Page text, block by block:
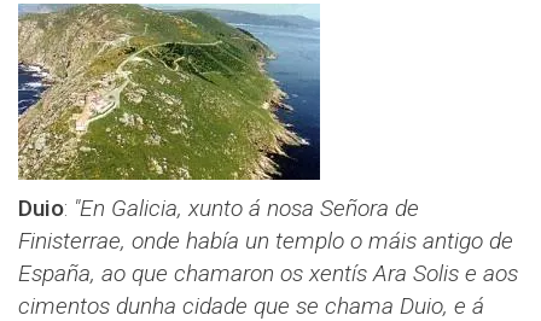
Duio: "En Galicia, xunto á nosa Señora de
Finisterrae, onde había un templo o máis antigo de
España, ao que chamaron os xentís Ara Solis e aos
cimentos dunha cidade que se chama Duio, e á